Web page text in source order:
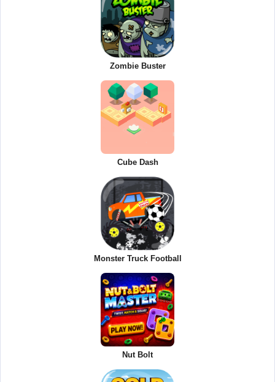
Zombie Buster
Cube Dash
Monster Truck Football
Nut Bolt